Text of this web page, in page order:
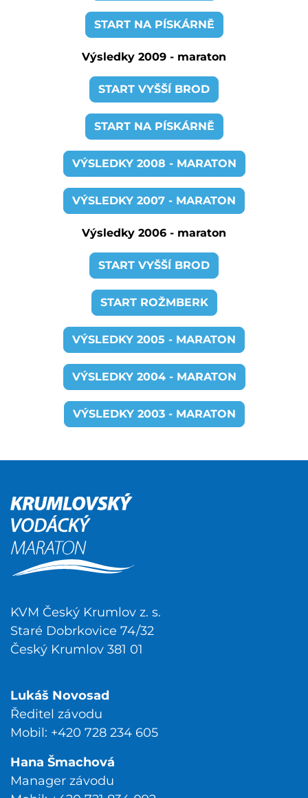
START NA PÍSKÁRNĚ
Výsledky 2009 - maraton
START VYŠŠÍ BROD
START NA PÍSKÁRNĚ
VÝSLEDKY 2008 - MARATON
VÝSLEDKY 2007 - MARATON
Výsledky 2006 - maraton
START VYŠŠÍ BROD
START ROŽMBERK
VÝSLEDKY 2005 - MARATON
VÝSLEDKY 2004 - MARATON
VÝSLEDKY 2003 - MARATON
KVM Český Krumlov z. s.
Staré Dobrkovice 74/32
Český Krumlov 381 01
Lukáš Novosad
Ředitel závodu
Mobil: +420 728 234 605
Hana Šmachová
Manager závodu